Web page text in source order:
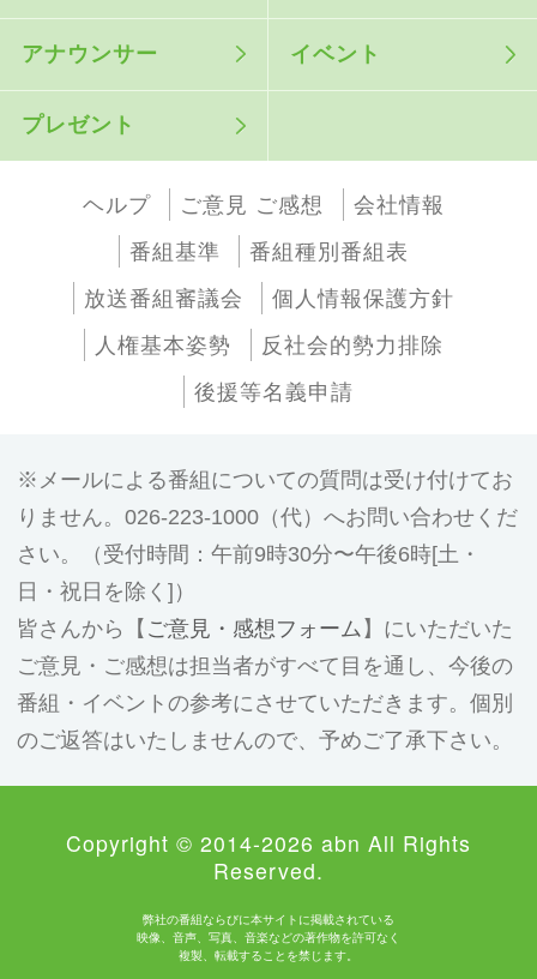
アナウンサー イベント
プレゼント
ヘルプ ご意見 ご感想
会社情報
番組基準
番組種別番組表
放送番組審議会
個人情報保護方針
人権基本姿勢
反社会的勢力排除
後援等名義申請
メールによる番組についての質問は受け付けてお
りません。026-223-1000（代）へお問い合わせくだ
さい。（受付時間：午前9時30分〜午後6時[土・
日・祝日を除く]）
皆さんから【 ご意見・感想フォーム 】にいただいた
ご意見・ご感想は担当者がすべて目を通し、今後の
番組・イベントの参考にさせていただきます。個別
のご返答はいたしませんので、予めご了承下さい。
Copyright © 2014-2026 abn All Rights
Reserved.
弊社の番組ならびに本サイトに掲載されている
映像、音声、写真、音楽などの著作物を許可なく
複製、転載することを禁じます。